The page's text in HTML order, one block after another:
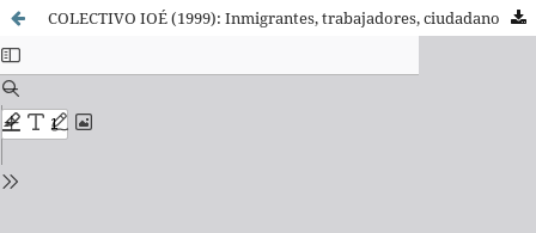
COLECTIVO IOÉ (1999): Inmigrantes, trabajadores, ciudadanos.